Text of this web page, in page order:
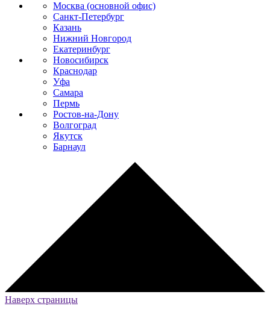
Москва (основной офис)
Санкт-Петербург
Казань
Нижний Новгород
Екатеринбург
Новосибирск
Краснодар
Уфа
Самара
Пермь
Ростов-на-Дону
Волгоград
Якутск
Барнаул
Наверх страницы